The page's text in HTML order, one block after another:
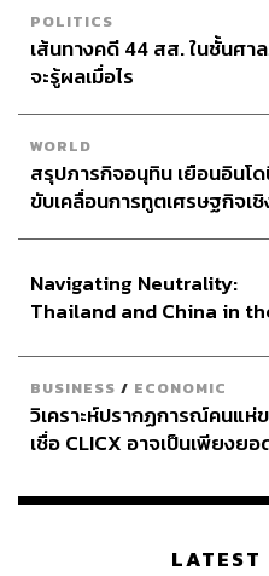
POLITICS
เส้นทางคดี 44 สส. ในชั้นศา
จะรู้ผลเมื่อไร
WORLD
สรุปภารกิจอนุทิน เยือนอินโด
ขับเคลื่อนการทูตเศรษฐกิจเ
Navigating Neutrality:
Thailand and China in
BUSINESS / ECONOMIC
วิเคราะห์ปรากฏการณ์คนแห่
เชื่อ CLICX อาจเป็นเพียงยอ
เรือนไทยที่ถูกซุกไว้
LATEST